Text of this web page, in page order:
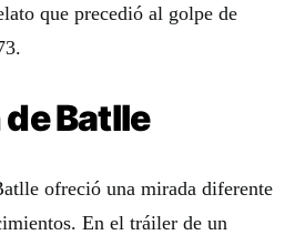
que precedió al golpe de
Batlle
ofreció una mirada diferente
En el tráiler de un